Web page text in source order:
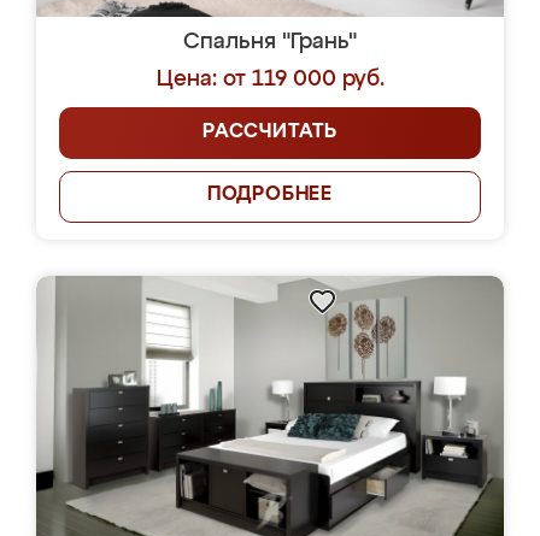
Спальня "Грань"
Цена: от 119 000 руб.
РАССЧИТАТЬ
ПОДРОБНЕЕ